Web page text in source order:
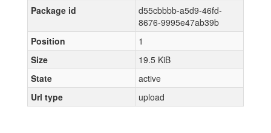
Package id
d55cbbbb-a5d9-46fd-
8676-9995e47ab39b
Position
1
Size
19.5 KiB
State
active
Url type
upload